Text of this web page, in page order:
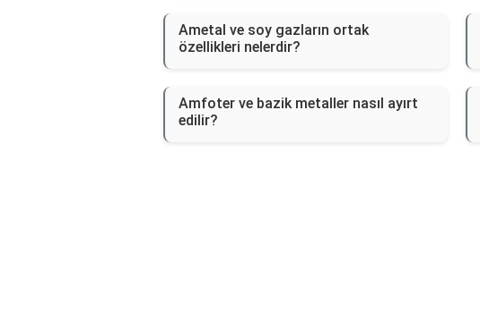
Ametal ve soy gazların ortak
özellikleri nelerdir?
Amfoter ve bazik metaller nasıl ayırt
edilir?